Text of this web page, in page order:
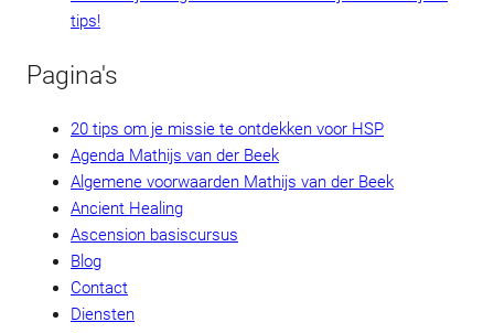
tips!
Pagina's
20 tips om je missie te ontdekken voor HSP
Agenda Mathijs van der Beek
Algemene voorwaarden Mathijs van der Beek
Ancient Healing
Ascension basiscursus
Blog
Contact
Diensten